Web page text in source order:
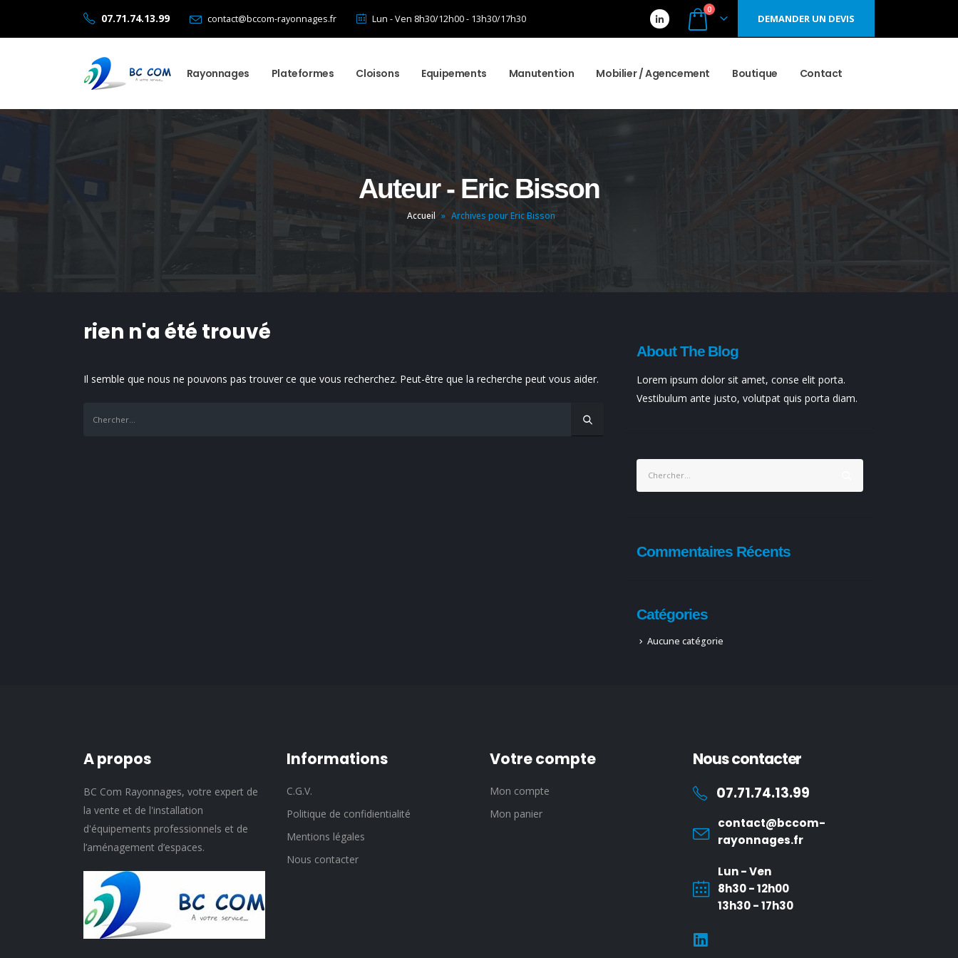
07.71.74.13.99 contact@bccom-rayonnages.fr Lun - Ven 8h30/12h00 - 13h30/17h30
0
DEMANDER UN DEVIS
Rayonnages Plateformes Cloisons Equipements Manutention Mobilier / Agencement Boutique Contact
Auteur - Eric Bisson
Accueil » Archives pour Eric Bisson
rien n'a été trouvé
Il semble que nous ne pouvons pas trouver ce que vous recherchez. Peut-être que la recherche peut vous aider.
About The Blog
Lorem ipsum dolor sit amet, conse elit porta.
Vestibulum ante justo, volutpat quis porta diam.
Commentaires Récents
Catégories
Aucune catégorie
A propos
BC Com Rayonnages, votre expert de
la vente et de l'installation
d'équipements professionnels et de
l’aménagement d’espaces.
Informations
C.G.V.
Politique de confidientialité
Mentions légales
Nous contacter
Votre compte
Mon compte
Mon panier
Nous contacter
07.71.74.13.99
contact@bccom-
rayonnages.fr
Lun - Ven
8h30 - 12h00
13h30 - 17h30